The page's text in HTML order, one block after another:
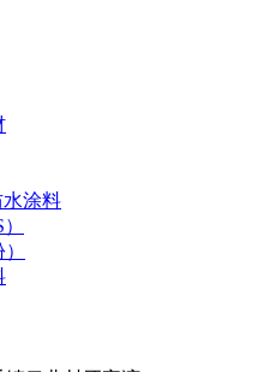
水涂料